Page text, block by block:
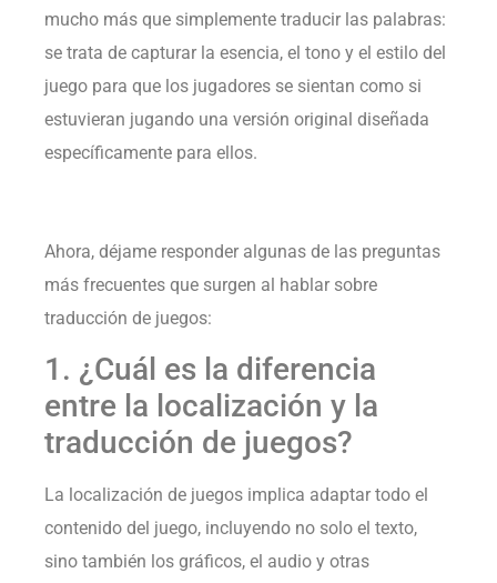
mucho más que simplemente traducir las palabras:
se trata de capturar la esencia, el tono y el estilo del
juego para que los jugadores se sientan como si
estuvieran jugando una versión original diseñada
específicamente para ellos.
Ahora, déjame responder algunas de las preguntas
más frecuentes que surgen al hablar sobre
traducción de juegos:
1. ¿Cuál es la diferencia
entre la localización y la
traducción de juegos?
La localización de juegos implica adaptar todo el
contenido del juego, incluyendo no solo el texto,
sino también los gráficos, el audio y otras